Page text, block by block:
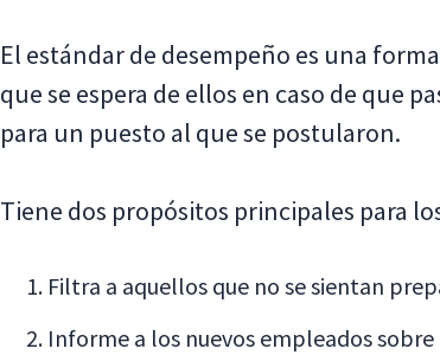
El estándar de desempeño es una
que se espera de ellos en caso de que
para un puesto al que se postularon.
Tiene dos propósitos principales para
Filtra a aquellos que no se sientan
Informe a los nuevos empleados